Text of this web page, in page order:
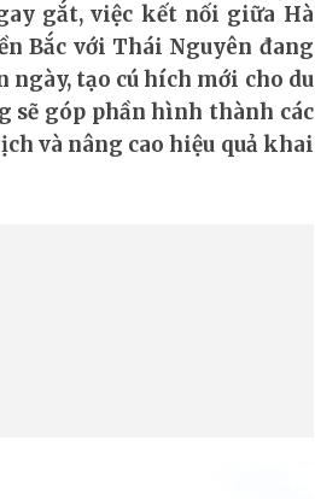
gắt, việc kết nối giữa Hà
Bắc với Thái Nguyên đang
ngày, tạo cú hích mới cho du
sẽ góp phần hình thành các
và nâng cao hiệu quả khai